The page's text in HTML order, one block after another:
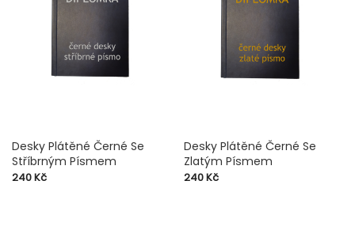
Desky Plátěné Černé Se
Stříbrným Písmem
Cena
240 Kč
Desky Plátěné Černé Se
Zlatým Písmem
Cena
240 Kč